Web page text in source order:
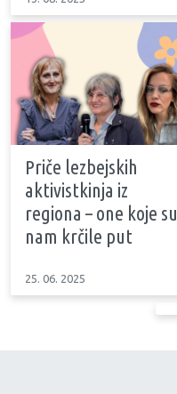
Priče lezbejskih
aktivistkinja iz
regiona – one koje su
nam krčile put
25. 06. 2025